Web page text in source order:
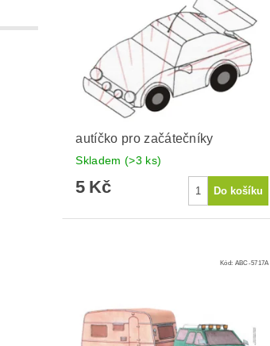
autíčko pro začátečníky
Skladem (>3 ks)
5 Kč
Kód: ABC-5717A